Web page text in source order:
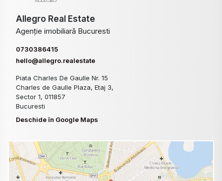
Allegro Real Estate
Agenție imobiliară Bucuresti
0730386415
hello@allegro.realestate
Piata Charles De Gaulle Nr. 15
Charles de Gaulle Plaza, Etaj 3,
Sector 1, 011857
Bucuresti
Deschide în Google Maps